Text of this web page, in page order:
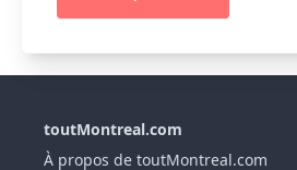
toutMontreal.com
À propos de toutMontreal.com